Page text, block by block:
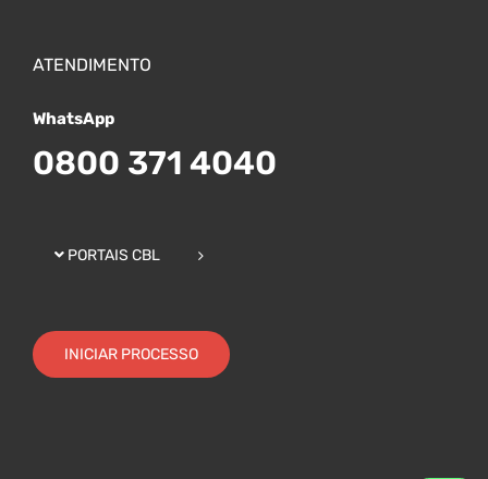
ATENDIMENTO
WhatsApp
0800 371 4040
PORTAIS CBL
INICIAR PROCESSO